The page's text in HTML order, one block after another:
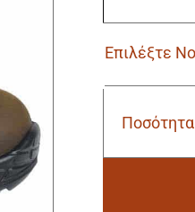
Ποσότητα
Μποτάκι